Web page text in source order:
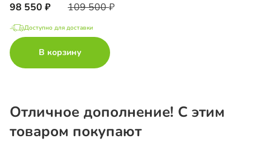
98 550 109 500
Доступно для доставки
В корзину
Отличное дополнение! С этим
товаром покупают